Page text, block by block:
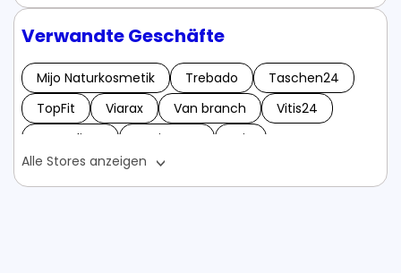
Verwandte Geschäfte
Mijo Naturkosmetik Trebado
Taschen24
TopFit
Viarax Van branch
Vitis24
Vengelium
VagiQUICK
Wix
Weihnachtsbaumland
Alle Stores anzeigen